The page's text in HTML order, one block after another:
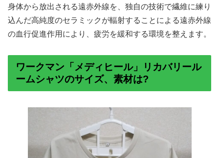
身体から放出される遠赤外線を、独自の技術で繊維に練り
込んだ高純度のセラミックが輻射することによる遠赤外線
の血行促進作用により、疲労を緩和する環境を整えます。
ワークマン「メディヒール」リカバリール
ームシャツのサイズ、素材は?